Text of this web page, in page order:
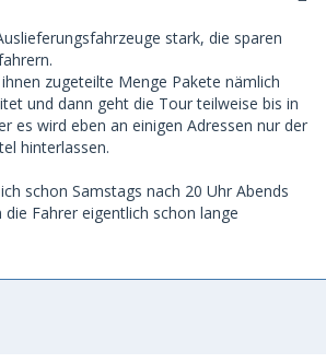
stark, die sparen
zugeteilte Menge Pakete nämlich
und dann geht die Tour teilweise bis in
es wird eben an einigen Adressen nur der
hinterlassen.
schon Samstags nach 20 Uhr Abends
Fahrer eigentlich schon lange